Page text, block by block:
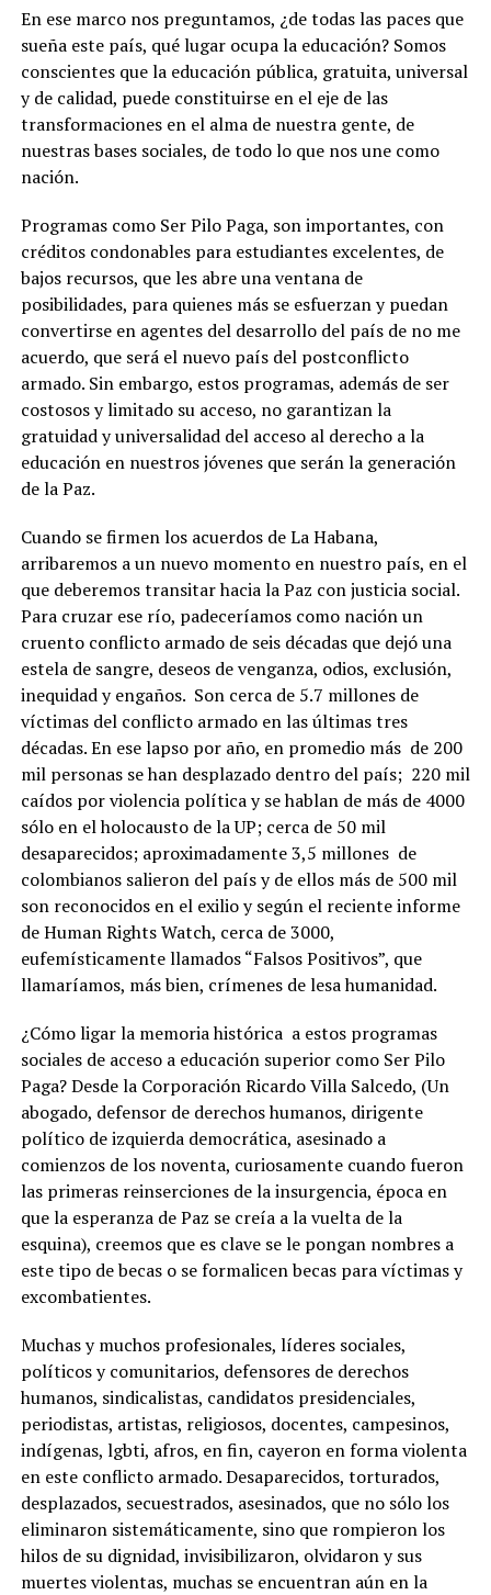
En ese marco nos preguntamos, ¿de todas las paces que
sueña este país, qué lugar ocupa la educación? Somos
conscientes que la educación pública, gratuita, universal
y de calidad, puede constituirse en el eje de las
transformaciones en el alma de nuestra gente, de
nuestras bases sociales, de todo lo que nos une como
nación.
Programas como Ser Pilo Paga, son importantes, con
créditos condonables para estudiantes excelentes, de
bajos recursos, que les abre una ventana de
posibilidades, para quienes más se esfuerzan y puedan
convertirse en agentes del desarrollo del país de no me
acuerdo, que será el nuevo país del postconflicto
armado. Sin embargo, estos programas, además de ser
costosos y limitado su acceso, no garantizan la
gratuidad y universalidad del acceso al derecho a la
educación en nuestros jóvenes que serán la generación
de la Paz.
Cuando se firmen los acuerdos de La Habana,
arribaremos a un nuevo momento en nuestro país, en el
que deberemos transitar hacia la Paz con justicia social.
Para cruzar ese río, padeceríamos como nación un
cruento conflicto armado de seis décadas que dejó una
estela de sangre, deseos de venganza, odios, exclusión,
inequidad y engaños. Son cerca de 5.7 millones de
víctimas del conflicto armado en las últimas tres
décadas. En ese lapso por año, en promedio más de 200
mil personas se han desplazado dentro del país; 220 mil
caídos por violencia política y se hablan de más de 4000
sólo en el holocausto de la UP; cerca de 50 mil
desaparecidos; aproximadamente 3,5 millones de
colombianos salieron del país y de ellos más de 500 mil
son reconocidos en el exilio y según el reciente informe
de Human Rights Watch, cerca de 3000,
eufemísticamente llamados “Falsos Positivos”, que
llamaríamos, más bien, crímenes de lesa humanidad.
¿Cómo ligar la memoria histórica a estos programas
sociales de acceso a educación superior como Ser Pilo
Paga? Desde la Corporación Ricardo Villa Salcedo, (Un
abogado, defensor de derechos humanos, dirigente
político de izquierda democrática, asesinado a
comienzos de los noventa, curiosamente cuando fueron
las primeras reinserciones de la insurgencia, época en
que la esperanza de Paz se creía a la vuelta de la
esquina), creemos que es clave se le pongan nombres a
este tipo de becas o se formalicen becas para víctimas y
excombatientes.
Muchas y muchos profesionales, líderes sociales,
políticos y comunitarios, defensores de derechos
humanos, sindicalistas, candidatos presidenciales,
periodistas, artistas, religiosos, docentes, campesinos,
indígenas, lgbti, afros, en fin, cayeron en forma violenta
en este conflicto armado. Desaparecidos, torturados,
desplazados, secuestrados, asesinados, que no sólo los
eliminaron sistemáticamente, sino que rompieron los
hilos de su dignidad, invisibilizaron, olvidaron y sus
muertes violentas, muchas se encuentran aún en la